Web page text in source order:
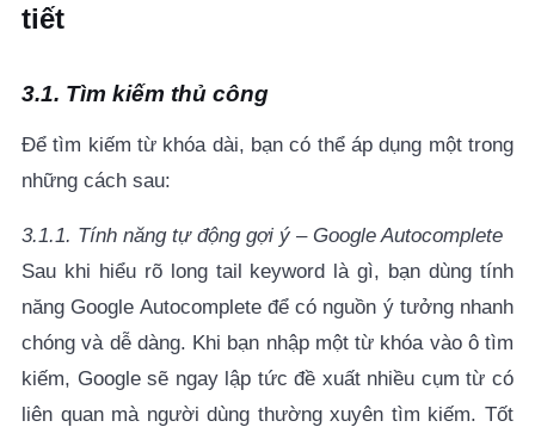
tiết
3.1. Tìm kiếm thủ công
Để tìm kiếm từ khóa dài, bạn có thể áp dụng một trong
những cách sau:
3.1.1. Tính năng tự động gợi ý – Google Autocomplete
Sau khi hiểu rõ long tail keyword là gì, bạn dùng tính
năng Google Autocomplete để có nguồn ý tưởng nhanh
chóng và dễ dàng. Khi bạn nhập một từ khóa vào ô tìm
kiếm, Google sẽ ngay lập tức đề xuất nhiều cụm từ có
liên quan mà người dùng thường xuyên tìm kiếm. Tốt